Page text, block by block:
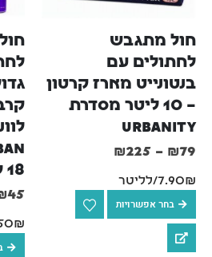
חול מתגבש
לחתולים עם
בנטונייט מארז קרטון
– 10 ליטר מסדרת
URBANITY
₪79
–
₪225
7.90₪/לליטר
בחר אפשרויות
18 ליטר
45
7.50₪/